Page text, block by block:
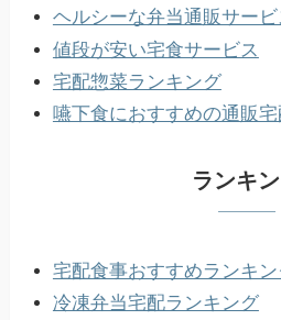
ヘルシーな弁当通販サービ
値段が安い宅食サービス
宅配惣菜ランキング
嚥下食におすすめの通販
ランキ
宅配食事おすすめランキ
冷凍弁当宅配ランキング